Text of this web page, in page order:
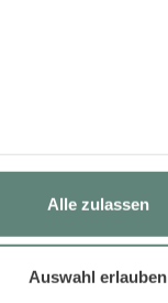
Alle zulassen
Auswahl erlauben